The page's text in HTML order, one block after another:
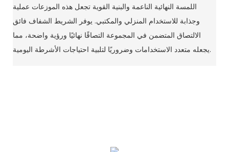
اللمسة النهائية الناعمة والبنية القوية تجعل هذه الموزعات عملية
وجذابة للاستخدام المنزلي والمكتبي. يوفر الشريط الشفاف فائق
الالتصاق المتضمن في المجموعة التصاقًا نهائيًا ورؤية واضحة، مما
يجعله متعدد الاستخدامات وضروريًا لتلبية احتياجات الأشرطة اليومية.